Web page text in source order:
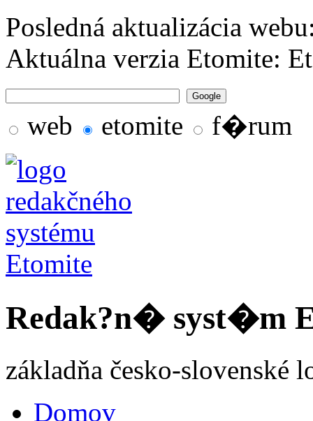
Posledná aktualizácia
Aktuálna verzia Etomite:
Google
web etomite f�rum
Redak?n� syst�m
základňa česko-slovenské
Domov